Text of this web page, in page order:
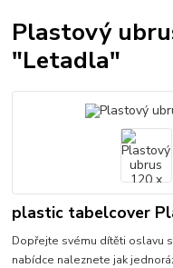
Plastový
"Letadla"
plastic tabelcover
Dopřejte svému dítěti oslavu
nabídce naleznete jak